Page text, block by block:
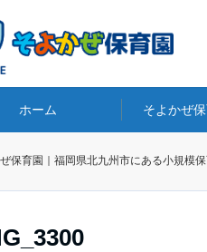
ホーム そよかぜ
保育園｜福岡県北九州市にある小規模